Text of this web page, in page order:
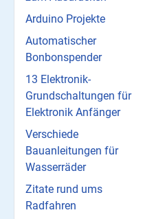
Arduino Projekte
Automatischer
Bonbonspender
13 Elektronik-
Grundschaltungen für
Elektronik Anfänger
Verschiede
Bauanleitungen für
Wasserräder
Zitate rund ums
Radfahren